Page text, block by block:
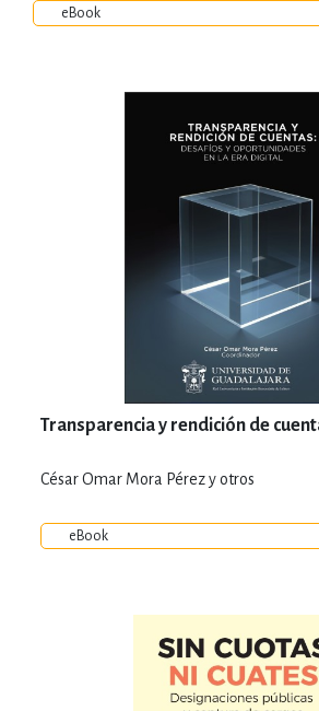
eBook
Transparencia y rendición de
César Omar Mora Pérez y otros
eBook